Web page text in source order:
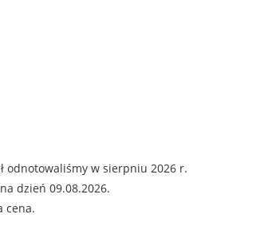
odnotowaliśmy w sierpniu 2026 r.
dzień 09.08.2026.
cena.